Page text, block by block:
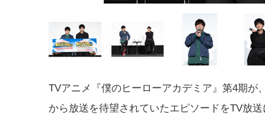
TVアニメ『僕のヒーローアカデミア』第4期が
から放送を待望されていたエピソードをTV放送